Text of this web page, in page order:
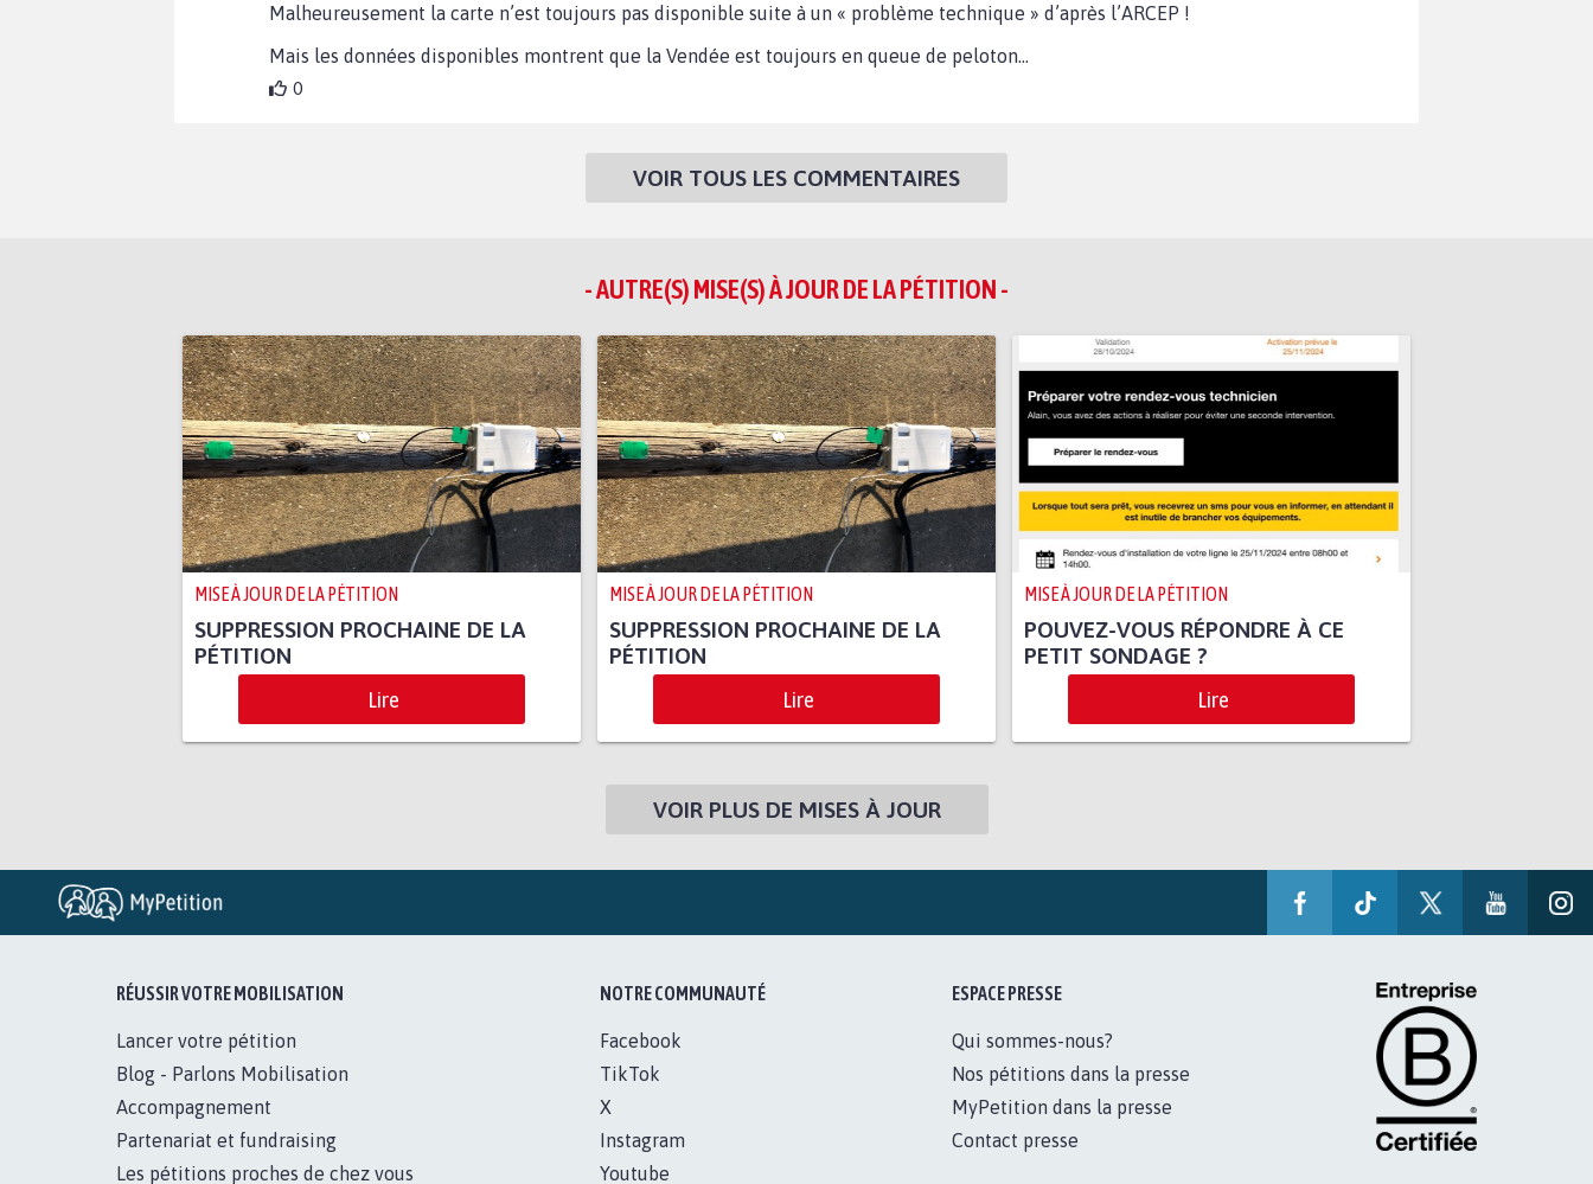
Malheureusement la carte n’est toujours pas disponible suite à un « problème technique » d’après l’ARCEP !
Mais les données disponibles montrent que la Vendée est toujours en queue de peloton…
0
VOIR TOUS LES COMMENTAIRES
- AUTRE(S) MISE(S) À JOUR DE LA PÉTITION -
MISE À JOUR DE LA PÉTITION
SUPPRESSION PROCHAINE DE LA
PÉTITION
Lire
MISE À JOUR DE LA PÉTITION
SUPPRESSION PROCHAINE DE LA
PÉTITION
Lire
MISE À JOUR DE LA PÉTITION
POUVEZ-VOUS RÉPONDRE À CE
PETIT SONDAGE ?
Lire
VOIR PLUS DE MISES À JOUR
RÉUSSIR VOTRE MOBILISATION
Lancer votre pétition
Blog - Parlons Mobilisation
Accompagnement
Partenariat et fundraising
Les pétitions proches de chez vous
NOTRE COMMUNAUTÉ
Facebook
TikTok
X
Instagram
Youtube
ESPACE PRESSE
Qui sommes-nous?
Nos pétitions dans la presse
MyPetition dans la presse
Contact presse